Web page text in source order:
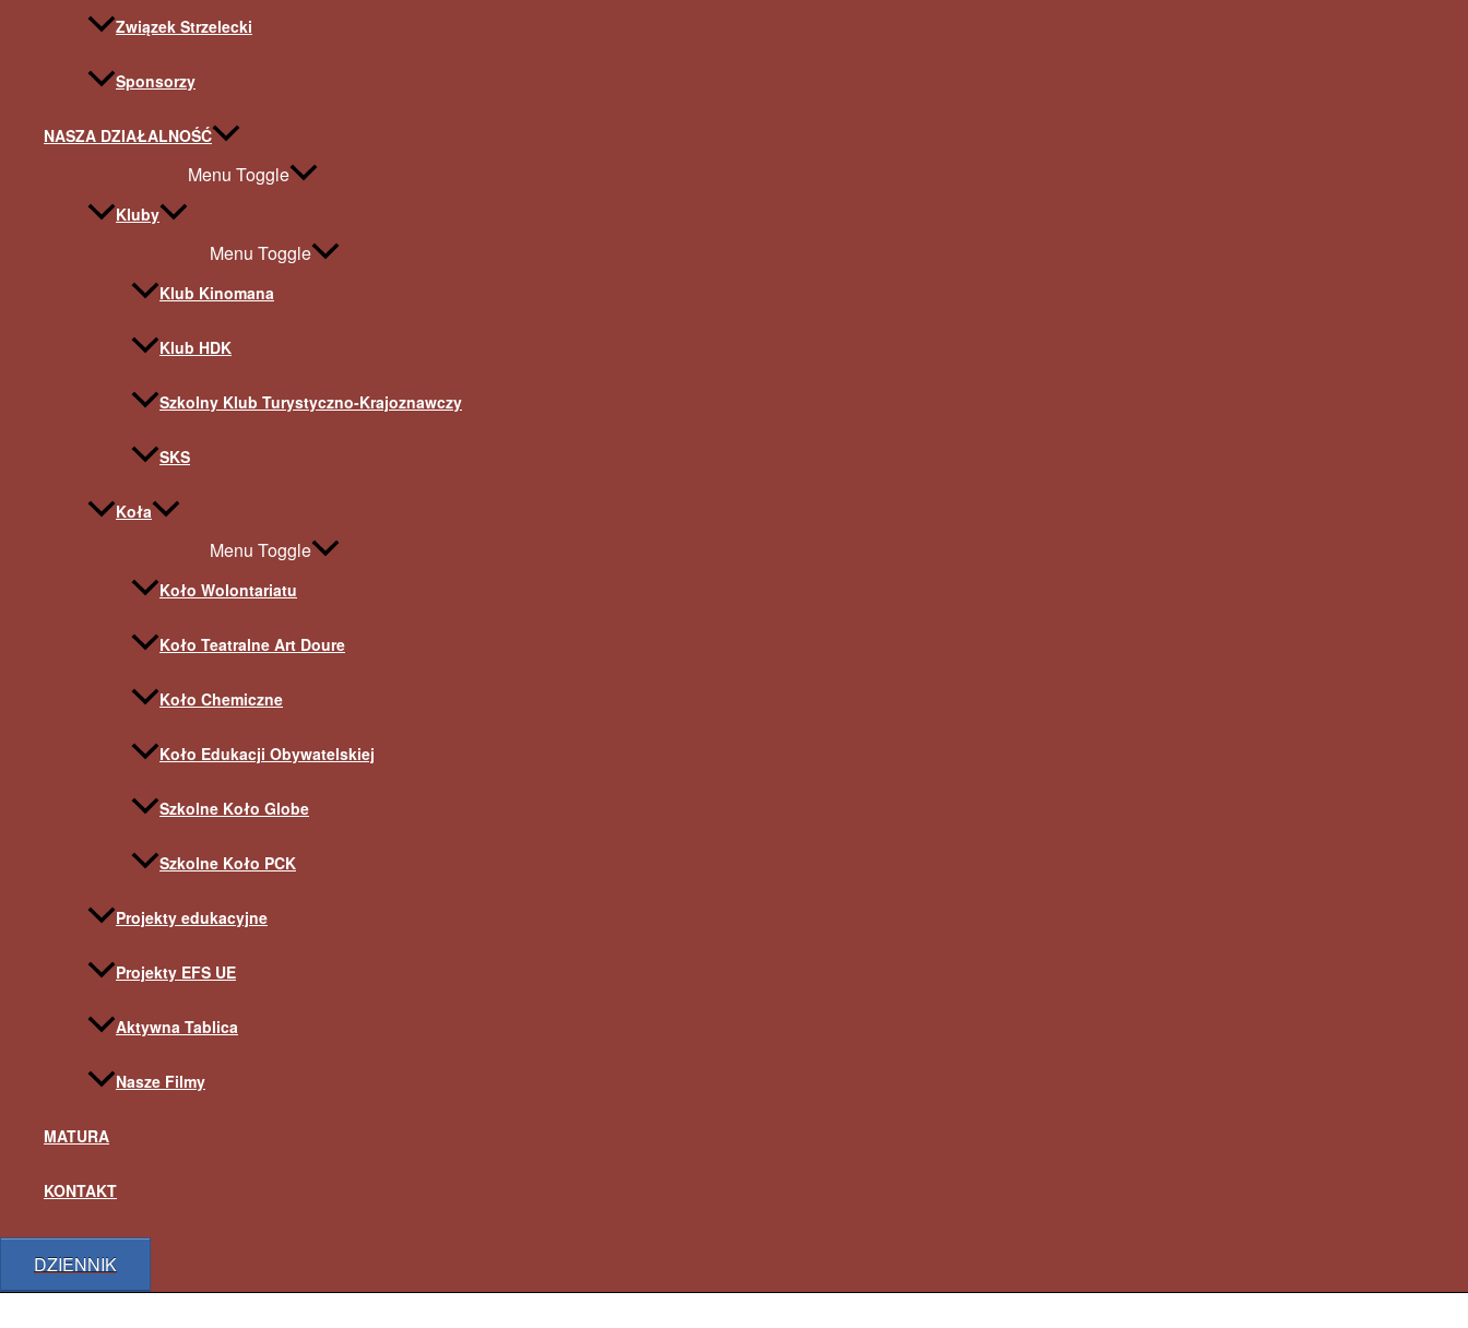
Związek Strzelecki
Sponsorzy
NASZA DZIAŁALNOŚĆ
Menu Toggle
Kluby
Menu Toggle
Klub Kinomana
Klub HDK
Szkolny Klub Turystyczno-Krajoznawczy
SKS
Koła
Menu Toggle
Koło Wolontariatu
Koło Teatralne Art Doure
Koło Chemiczne
Koło Edukacji Obywatelskiej
Szkolne Koło Globe
Szkolne Koło PCK
Projekty edukacyjne
Projekty EFS UE
Aktywna Tablica
Nasze Filmy
MATURA
KONTAKT
DZIENNIK